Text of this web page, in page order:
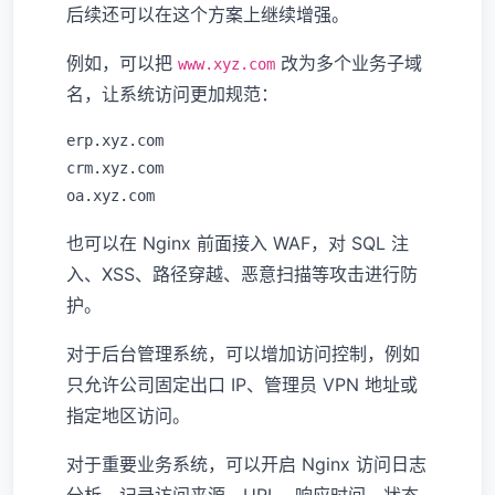
后续还可以在这个方案上继续增强。
例如，可以把 www.xyz.com 改为多个业务子域
名，让系统访问更加规范：
erp.xyz.com
crm.xyz.com
也可以在 Nginx 前面接入 WAF，对 SQL 注
入、XSS、路径穿越、恶意扫描等攻击进行防
护。
对于后台管理系统，可以增加访问控制，例如
只允许公司固定出口 IP、管理员 VPN 地址或
指定地区访问。
对于重要业务系统，可以开启 Nginx 访问日志